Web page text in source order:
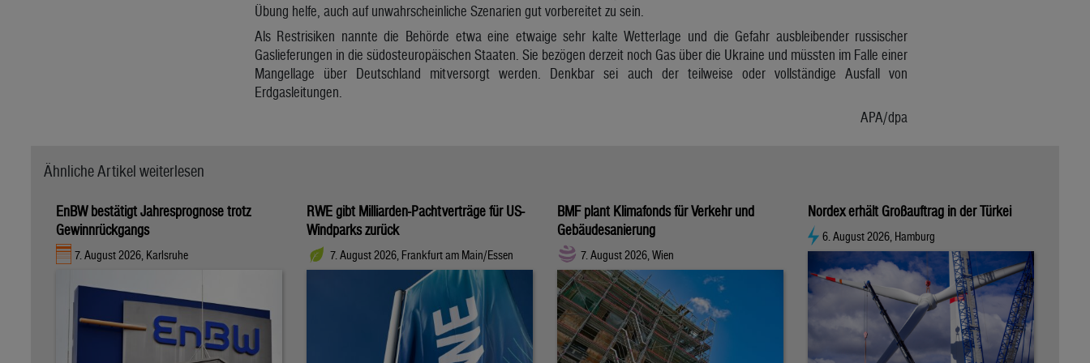
Übung helfe, auch auf unwahrscheinliche Szenarien gut vorbereitet zu sein.
Als Restrisiken nannte die Behörde etwa eine etwaige sehr kalte Wetterlage und die Gefahr ausbleibender russischer
Gaslieferungen in die südosteuropäischen Staaten. Sie bezögen derzeit noch Gas über die Ukraine und müssten im Falle einer
Mangellage über Deutschland mitversorgt werden. Denkbar sei auch der teilweise oder vollständige Ausfall von
Erdgasleitungen.
APA/dpa
Ähnliche Artikel weiterlesen
EnBW bestätigt Jahresprognose trotz
Gewinnrückgangs
7. August 2026, Karlsruhe
RWE gibt Milliarden-Pachtverträge für US-
Windparks zurück
7. August 2026, Frankfurt am Main/Essen
BMF plant Klimafonds für Verkehr und
Gebäudesanierung
7. August 2026, Wien
Nordex erhält Großauftrag in der Türkei
6. August 2026, Hamburg